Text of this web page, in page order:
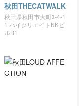
秋田THECATWALK
秋田県秋田市大町3-4-1
1 ハイクリエイトNKビ
ルB1